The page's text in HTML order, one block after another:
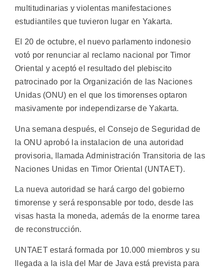
multitudinarias y violentas manifestaciones
estudiantiles que tuvieron lugar en Yakarta.
El 20 de octubre, el nuevo parlamento indonesio
votó por renunciar al reclamo nacional por Timor
Oriental y aceptó el resultado del plebiscito
patrocinado por la Organización de las Naciones
Unidas (ONU) en el que los timorenses optaron
masivamente por independizarse de Yakarta.
Una semana después, el Consejo de Seguridad de
la ONU aprobó la instalacion de una autoridad
provisoria, llamada Administración Transitoria de las
Naciones Unidas en Timor Oriental (UNTAET).
La nueva autoridad se hará cargo del gobierno
timorense y será responsable por todo, desde las
visas hasta la moneda, además de la enorme tarea
de reconstrucción.
UNTAET estará formada por 10.000 miembros y su
llegada a la isla del Mar de Java está prevista para